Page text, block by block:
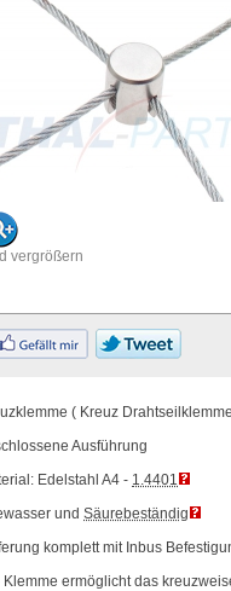
vergrößern
( Kreuz
Ausführung
Edelstahl A4 - 1.4401
und Säurebeständig
komplett mit Inbus
Klemme ermöglicht das